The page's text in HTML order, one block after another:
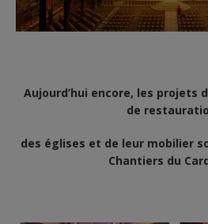
Aujourd’hui encore, les projets
de
des églises et de leur mobilier
Chantiers du